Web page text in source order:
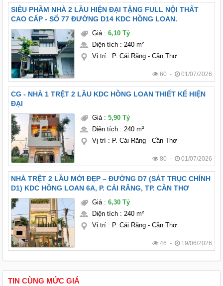
SIÊU PHẦM NHÀ 2 LẦU HIỆN ĐẠI TẶNG FULL NỘI THẤT
CAO CẤP - SỐ 77 ĐƯỜNG D14 KDC HỒNG LOAN.
Giá: 6,10 Tỷ
Diện tích: 240 m²
Vị trí: P. Cái Răng - Cần Thơ
60 - 01/07/2026
CG - NHÀ 1 TRỆT 2 LẦU KDC HỒNG LOAN THIẾT KẾ HIỆN
ĐẠI
Giá: 5,90 Tỷ
Diện tích: 240 m²
Vị trí: P. Cái Răng - Cần Thơ
80 - 01/07/2026
NHÀ TRỆT 2 LẦU MỚI ĐẸP – ĐƯỜNG D7 (SÁT TRỤC CHÍNH
D1) KDC HỒNG LOAN 6A, P. CÁI RĂNG, TP. CẦN THƠ
Giá: 6,30 Tỷ
Diện tích: 240 m²
Vị trí: P. Cái Răng - Cần Thơ
46 - 19/06/2026
TIN CÙNG MỨC GIÁ